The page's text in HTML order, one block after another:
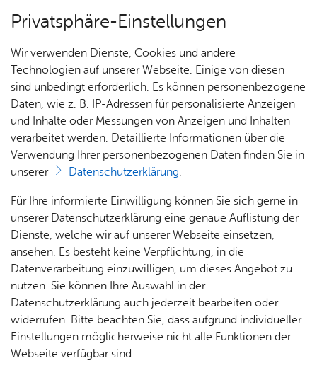
Über­sicht Bür­ger & Stadt
Rat­
haus &
Bür­
ger­
ser­vice
Rat­
häu­ser
& Orts­
ver­
wal­
Nach­
rich­
ten,
Vi­de­os
& Bil­
der
Me­di­
en­in­
for­ma­
tio­nen
Jobs
Stel­
len­an­
ge­bo­te
Aus­bil­
dung &
Stu­di­
um
Bauen
& Um­
welt
Geo­
da­ten
& 3D-
Stadt­
Ge­
sund­
heit &
kum
Ärzte &
Apo­
Stadt­plan
Bus­park­platz Fried­rich­stra­ße
Vor­le­sen
Anfahrt: Friedrichstraße (an der Abzweigung zum Graf-
Zeppelin-Haus; Zufahrt aus westl. Richtung)
Anzahl: 3
Höchstparkdauer: unbegrenzt
Öffnungszeiten: unbegrenzt
Preise: gebührenfrei
Privatsphäre-Einstellungen
Wir verwenden Dienste, Cookies und andere
Technologien auf unserer Webseite. Einige von diesen
sind unbedingt erforderlich. Es können personenbezogene
Daten, wie z. B. IP-Adressen für personalisierte Anzeigen
und Inhalte oder Messungen von Anzeigen und Inhalten
verarbeitet werden. Detaillierte Informationen über die
Verwendung Ihrer personenbezogenen Daten finden Sie in
unserer
Datenschutzerklärung.
Für Ihre informierte Einwilligung können Sie sich gerne in
unserer Datenschutzerklärung eine genaue Auflistung der
Dienste, welche wir auf unserer Webseite einsetzen,
ansehen. Es besteht keine Verpflichtung, in die
Datenverarbeitung einzuwilligen, um dieses Angebot zu
nutzen. Sie können Ihre Auswahl in der
Datenschutzerklärung auch jederzeit bearbeiten oder
widerrufen. Bitte beachten Sie, dass aufgrund individueller
Einstellungen möglicherweise nicht alle Funktionen der
Webseite verfügbar sind.